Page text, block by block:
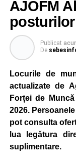
capacitate
Compania dă
de producție nu
Kronospan se
energie
energetic este
realizată cu
de cogenerare.
Reprezentanții
colaborarea cu
energetic pentru
AJOFM
Publicat
De
Locurile de
actualizate de
Forței de
2026.
pot consulta
lua legătura
suplimentare.